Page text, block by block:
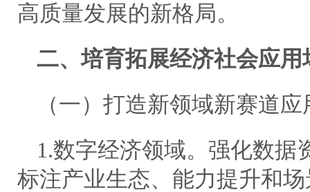
高质量发展的新格局。
二、培育拓展经济社会应用
（一）打造新领域新赛道
1.数字经济领域。强化数据
标注产业生态、能力提升和